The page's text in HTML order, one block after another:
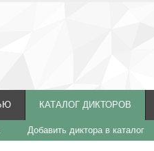
КАТАЛОГ ДИКТОРОВ
Добавить диктора в каталог